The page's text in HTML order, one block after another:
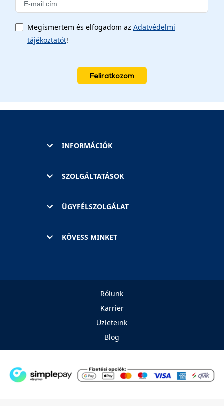
Megismertem és elfogadom az Adatvédelmi
tájékoztatót!
Feliratkozom
INFORMÁCIÓK
SZOLGÁLTATÁSOK
ÜGYFÉLSZOLGÁLAT
KÖVESS MINKET
Rólunk
Karrier
Üzleteink
Blog